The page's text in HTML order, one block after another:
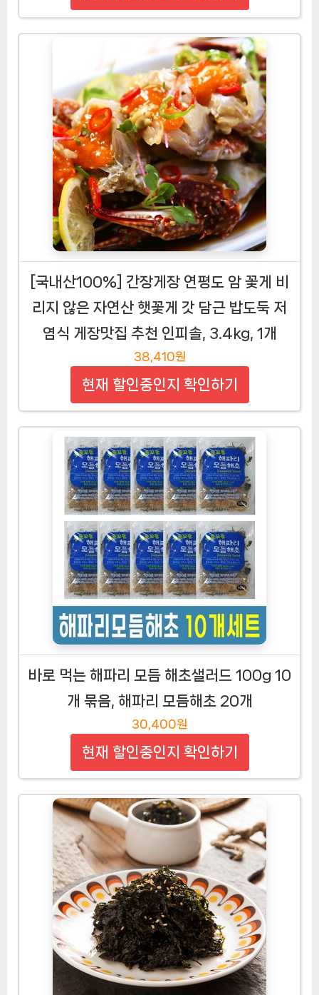
[국내산100%] 간장게장 연평도 암 꽃게 비
리지 않은 자연산 햇꽃게 갓 담근 밥도둑 저
염식 게장맛집 추천 인피솔, 3.4kg, 1개
38,410원
현재 할인중인지 확인하기
바로 먹는 해파리 모듬 해초샐러드 100g 10
개 묶음, 해파리 모듬해초 20개
30,400원
현재 할인중인지 확인하기